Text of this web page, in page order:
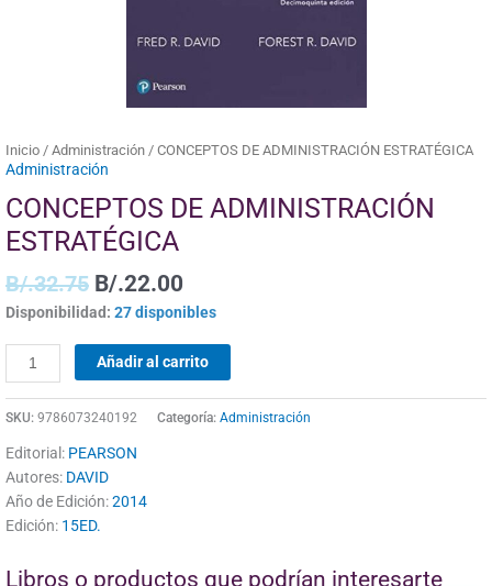
Inicio / Administración / CONCEPTOS DE ADMINISTRACIÓN ESTRATÉGICA
Administración
CONCEPTOS DE ADMINISTRACIÓN
ESTRATÉGICA
B/.32.75 B/.22.00
Disponibilidad: 27 disponibles
Añadir al carrito
SKU: 9786073240192 Categoría: Administración
Editorial: PEARSON
Autores: DAVID
Año de Edición:2014
Edición: 15ED.
Libros o productos que podrían interesarte